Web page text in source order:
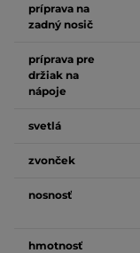
príprava na
zadný nosič
príprava pre
držiak na
nápoje
svetlá
zvonček
nosnosť
hmotnosť